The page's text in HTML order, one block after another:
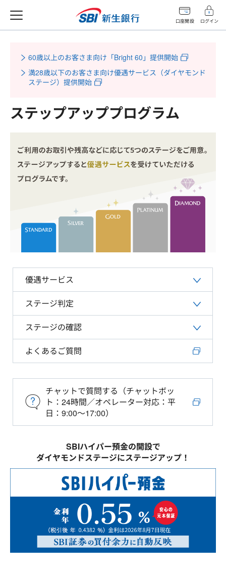
口座開設 ログイン
60歳以上のお客さま向け「Bright 60」提供開始
満28歳以下のお客さま向け優遇サービス（ダイヤモンド
ステージ）提供開始
ステップアッププログラム
優遇サービス
ステージ判定
ステージの確認
よくあるご質問
チャットで質問する（チャットボッ
ト：24時間／オペレーター対応：平
日：9:00～17:00）
SBIハイパー預金の開設で
ダイヤモンドステージにステージアップ！